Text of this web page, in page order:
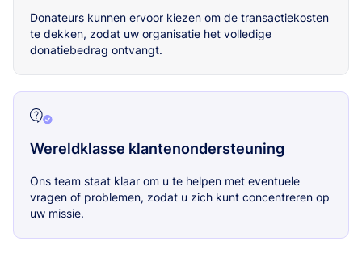
Donateurs kunnen ervoor kiezen om de transactiekosten
te dekken, zodat uw organisatie het volledige
donatiebedrag ontvangt.
Wereldklasse klantenondersteuning
Ons team staat klaar om u te helpen met eventuele
vragen of problemen, zodat u zich kunt concentreren op
uw missie.